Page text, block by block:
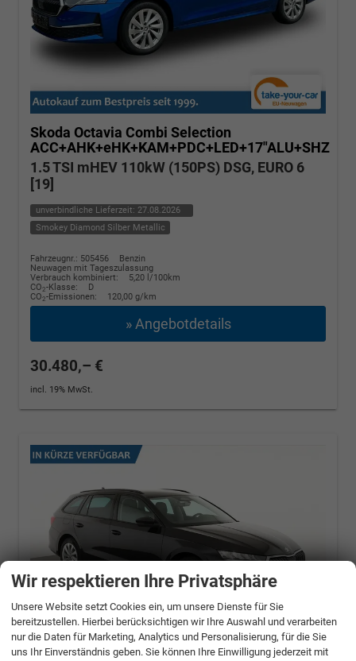
Skoda Octavia Combi Selection
ACC+AHK+eHK+KAM+PDC+LED+17"ALU+SHZ
1.5 TSI mHEV 110kW (150PS) DSG, EURO 6
[19]
unverbindliche Lieferzeit: 27.08.2026
Smokey Diamond Silber Metallic
Fahrzeugnr.: 505456
Benzin
Neuwagen mit Tageszulassung
Verbrauch kombiniert:
5,20 l/100km
CO2-Klasse:
D
CO2-Emissionen: 120,00 g/km
» Angebotdetails
30.480,– €
incl. 19% MwSt.
Wir respektieren Ihre Privatsphäre
Unsere Website setzt Cookies ein, um unsere Dienste für Sie
bereitzustellen. Hierbei berücksichtigen wir Ihre Auswahl und verarbeiten
nur die Daten für Marketing, Analytics und Personalisierung, für die Sie
uns Ihr Einverständnis geben. Sie können Ihre Einwilligung jederzeit mit